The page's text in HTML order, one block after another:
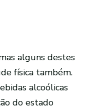
alguns destes
física também.
alcoólicas
do estado